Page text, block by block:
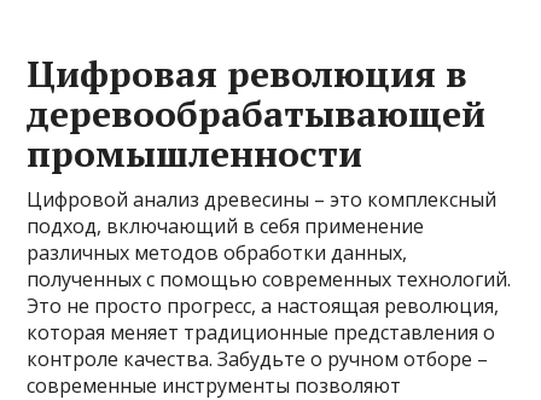
Цифровая революция в
деревообрабатывающей
промышленности
Цифровой анализ древесины – это комплексный
подход, включающий в себя применение
различных методов обработки данных,
полученных с помощью современных технологий.
Это не просто прогресс, а настоящая революция,
которая меняет традиционные представления о
контроле качества. Забудьте о ручном отборе –
современные инструменты позволяют